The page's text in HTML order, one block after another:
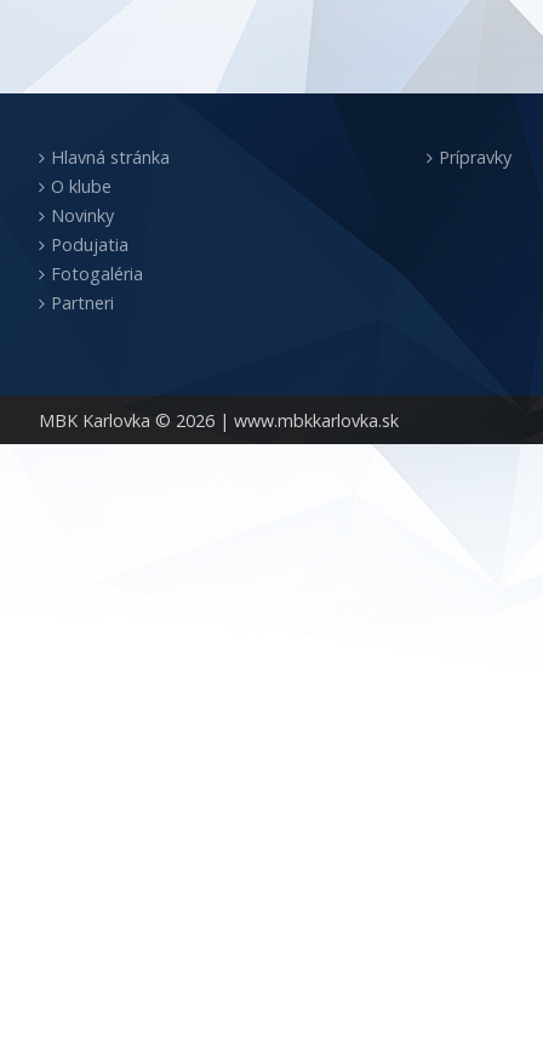
MBK Karlovka © 2026 | www.mbkkarlovka.sk
Hlavná stránka
O klube
Novinky
Podujatia
Fotogaléria
Partneri
Prípravky